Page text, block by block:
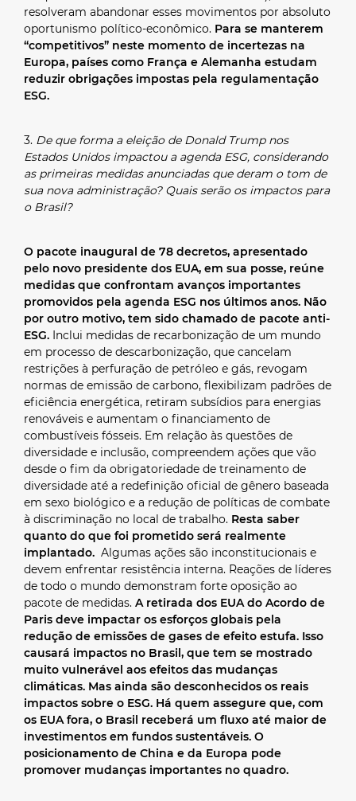
resolveram abandonar esses movimentos por absoluto
oportunismo político-econômico. Para se manterem
“competitivos” neste momento de incertezas na
Europa, países como França e Alemanha estudam
reduzir obrigações impostas pela regulamentação
ESG.
3. De que forma a eleição de Donald Trump nos
Estados Unidos impactou a agenda ESG, considerando
as primeiras medidas anunciadas que deram o tom de
sua nova administração? Quais serão os impactos para
o Brasil?
O pacote inaugural de 78 decretos, apresentado
pelo novo presidente dos EUA, em sua posse, reúne
medidas que confrontam avanços importantes
promovidos pela agenda ESG nos últimos anos. Não
por outro motivo, tem sido chamado de pacote anti-
ESG. Inclui medidas de recarbonização de um mundo
em processo de descarbonização, que cancelam
restrições à perfuração de petróleo e gás, revogam
normas de emissão de carbono, flexibilizam padrões de
eficiência energética, retiram subsídios para energias
renováveis e aumentam o financiamento de
combustíveis fósseis. Em relação às questões de
diversidade e inclusão, compreendem ações que vão
desde o fim da obrigatoriedade de treinamento de
diversidade até a redefinição oficial de gênero baseada
em sexo biológico e a redução de políticas de combate
à discriminação no local de trabalho. Resta saber
quanto do que foi prometido será realmente
implantado. Algumas ações são inconstitucionais e
devem enfrentar resistência interna. Reações de líderes
de todo o mundo demonstram forte oposição ao
pacote de medidas. A retirada dos EUA do Acordo de
Paris deve impactar os esforços globais pela
redução de emissões de gases de efeito estufa. Isso
causará impactos no Brasil, que tem se mostrado
muito vulnerável aos efeitos das mudanças
climáticas. Mas ainda são desconhecidos os reais
impactos sobre o ESG. Há quem assegure que, com
os EUA fora, o Brasil receberá um fluxo até maior de
investimentos em fundos sustentáveis. O
posicionamento de China e da Europa pode
promover mudanças importantes no quadro.